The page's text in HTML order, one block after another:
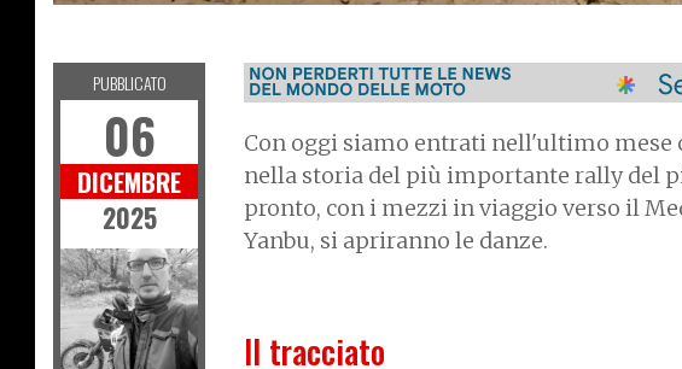
Con oggi siamo entrati nell'ultimo mese
nella storia del più importante rally del
pronto, con i mezzi in viaggio verso il
Yanbu, si apriranno le danze.
Il tracciato
PUBBLICATO
06
DICEMBRE
2025